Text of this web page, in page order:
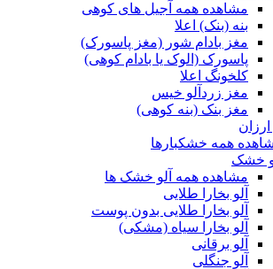
مشاهده همه آجیل های کوهی
بنه (بنک) اعلا
مغز بادام شور (مغز پاسورک)
پاسورک (الوک یا بادام کوهی)
کلخونگ اعلا
مغز زردآلو خیس
مغز بنک (بنه کوهی)
همه خشکبارها
خشک
مشاهده همه آلو خشک ها
آلو بخارا طلایی
آلو بخارا طلایی بدون پوست
آلو بخارا سیاه (مشکی)
آلو برقانی
آلو جنگلی